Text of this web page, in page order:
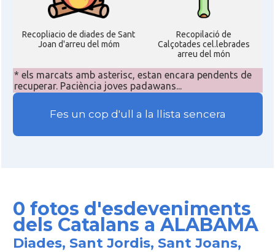
Consolat Consolat general a Boston
Consolat general a Chicago
Consolat Consolat general a Houston
Consolat general a New York City
Consolat Consolat general a San Francisco
Recopliacio de diades de Sant
Joan d'arreu del móm
Recopilació de
Calçotades cel.lebrades
arreu del món
* els marcats amb asterisc, estan encara pendents de
recuperar. Paciència joves padawans...
Fes un cop d'ull a la llista sencera
0 fotos d'esdeveniments
dels Catalans a ALABAMA
Diades, Sant Jordis, Sant Joans,